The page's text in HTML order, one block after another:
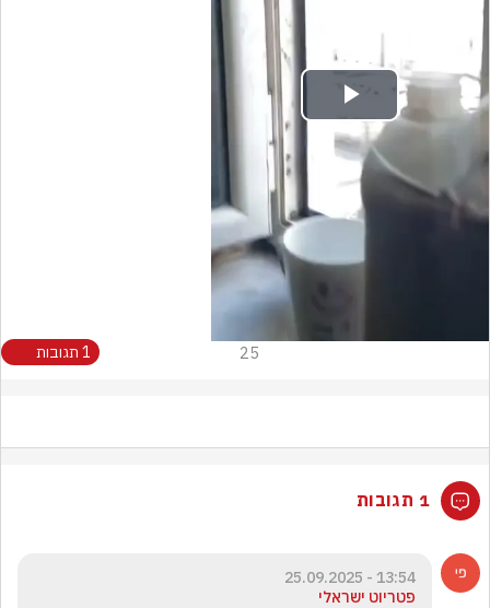
Play
Video
25 1 תגובות
1 תגובות
13:54 - 25.09.2025
פטריוט ישראלי